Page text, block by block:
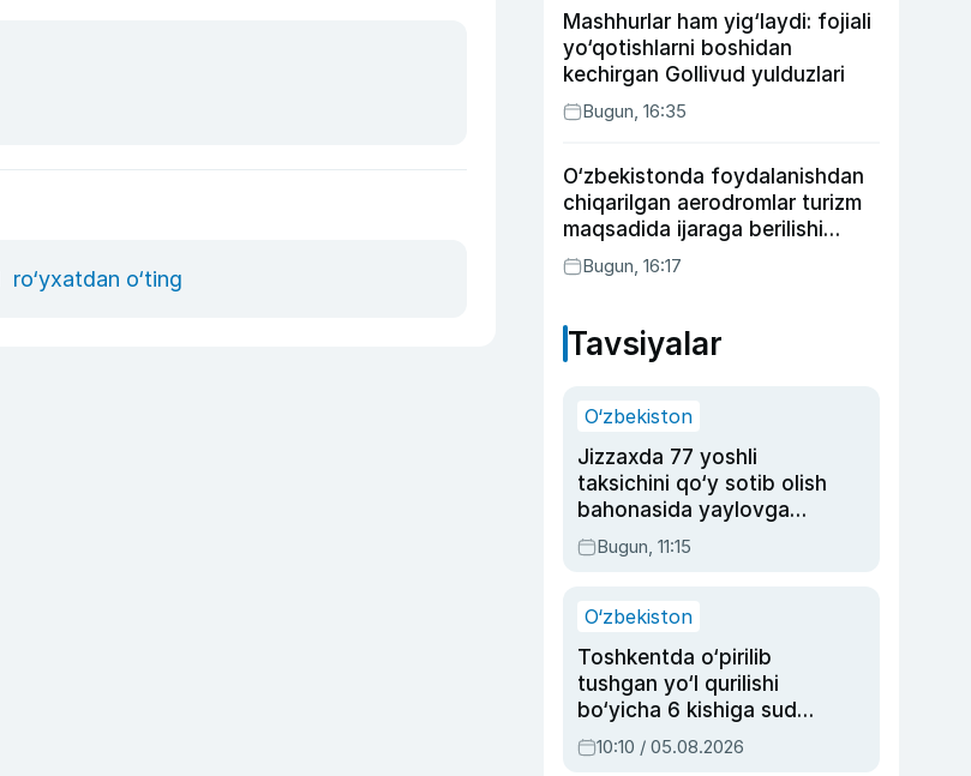
ro‘yxatdan o‘ting
Mashhurlar ham yig‘laydi: fojiali
yo‘qotishlarni boshidan
kechirgan Gollivud yulduzlari
Bugun, 16:35
O‘zbekistonda foydalanishdan
chiqarilgan aerodromlar turizm
maqsadida ijaraga berilishi
mumkin
Bugun, 16:17
Tavsiyalar
O‘zbekiston
Jizzaxda 77 yoshli
taksichini qo‘y sotib olish
bahonasida yaylovga
olib borib o‘ldirgan yigit
20 yilga qamaldi
Bugun, 11:15
O‘zbekiston
Toshkentda o‘pirilib
tushgan yo‘l qurilishi
bo‘yicha 6 kishiga sud
hukmi o‘qildi
10:10 / 05.08.2026